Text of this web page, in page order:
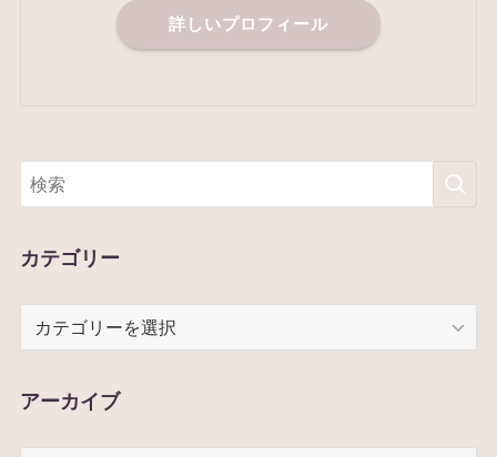
詳しいプロフィール
カテゴリー
リ
アーカイブ